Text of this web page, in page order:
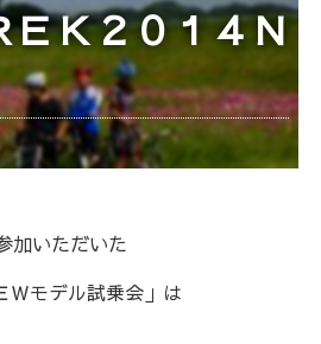
Ｋ２０１４Ｎ
加いただいた
Ｗモデル試乗会」は